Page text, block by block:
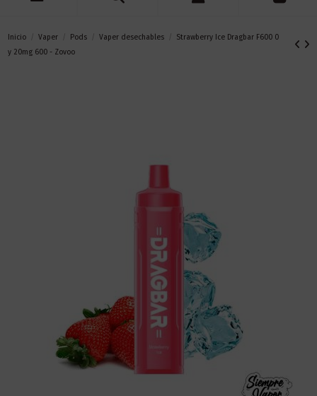
Inicio Vaper Pods Vaper desechables
Strawberry Ice Dragbar F600 0
y 20mg 600 - Zovoo